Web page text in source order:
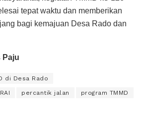
tepat waktu dan memberikan
bagi kemajuan Desa Rado dan
Paju
di Desa Rado
percantik jalan program TMMD